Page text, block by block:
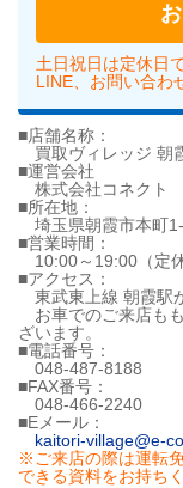
土日祝日は定休日で
LINE、お問い合わ
■店舗名称：
買取ヴィレッジ 朝
■運営会社
株式会社コネクト
■所在地：
埼玉県朝霞市本町
■営業時間：
10:00～19:00（定
■アクセス：
東武東上線 朝霞駅
お車でのご来店も
ざいます。
■電話番号：
048-487-8188
■FAX番号：
048-466-2240
■Eメール：
kaitori-village@e-
※ご来店の際は運転
できる資料をお持ち